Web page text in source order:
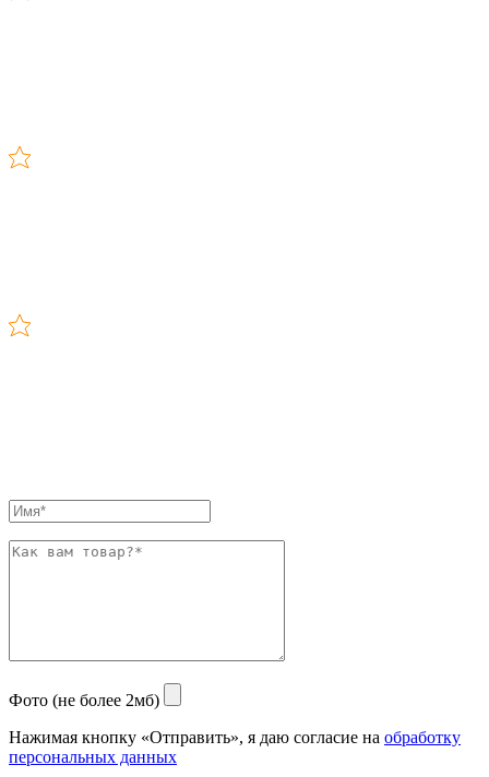
Фото (не более 2мб)
Нажимая кнопку «Отправить», я даю согласие на обработку
персональных данных